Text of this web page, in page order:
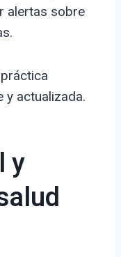
alertas sobre
y actualizada.
y